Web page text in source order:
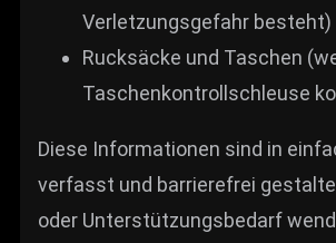
Verletzungsgefahr besteht)
Rucksäcke und Taschen
Taschenkontrollschleuse
Diese Informationen sind in
verfasst und barrierefrei
oder Unterstützungsbedarf